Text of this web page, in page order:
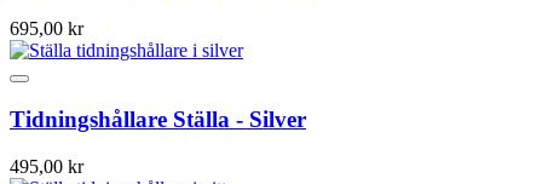
695,00 kr
Tidningshållare Ställa - Silver
495,00 kr